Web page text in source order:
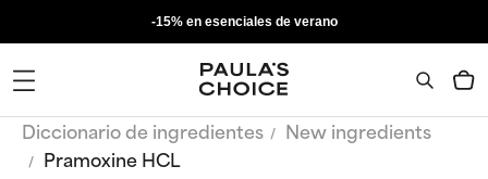
-15% en esenciales de verano
Diccionario de ingredientes
New ingredients
Pramoxine HCL